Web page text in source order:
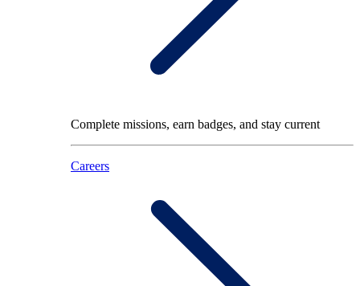
Complete missions, earn badges, and stay current
Careers